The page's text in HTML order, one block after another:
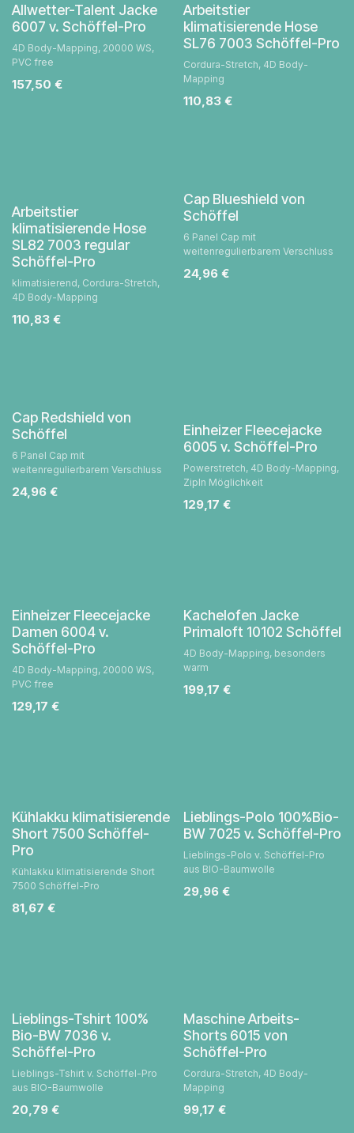
Allwetter-Talent Jacke
6007 v. Schöffel-Pro
4D Body-Mapping, 20000 WS,
PVC free
157,50 €
Arbeitstier
klimatisierende Hose
SL76 7003 Schöffel-Pro
Cordura-Stretch, 4D Body-
Mapping
110,83€
Arbeitstier
klimatisierende Hose
SL82 7003 regular
Schöffel-Pro
klimatisierend, Cordura-Stretch,
4D Body-Mapping
110,83 €
Cap Blueshield von
Schöffel
6 Panel Cap mit
weitenregulierbarem Verschluss
24,96€
Cap Redshield von
Schöffel
6 Panel Cap mit
weitenregulierbarem Verschluss
24,96 €
Einheizer Fleecejacke
6005 v. Schöffel-Pro
Powerstretch, 4D Body-Mapping,
ZipIn Möglichkeit
129,17 €
Einheizer Fleecejacke
Damen 6004 v.
Schöffel-Pro
4D Body-Mapping, 20000 WS,
PVC free
129,17 €
Kachelofen Jacke
Primaloft 10102 Schöffel
4D Body-Mapping, besonders
warm
199,17 €
Kühlakku klimatisierende
Short 7500 Schöffel-
Pro
Kühlakku klimatisierende Short
7500 Schöffel-Pro
81,67 €
Lieblings-Polo 100%Bio-
BW 7025 v. Schöffel-Pro
Lieblings-Polo v. Schöffel-Pro
aus BIO-Baumwolle
29,96€
Lieblings-Tshirt 100%
Bio-BW 7036 v.
Schöffel-Pro
Lieblings-Tshirt v. Schöffel-Pro
aus BIO-Baumwolle
20,79 €
Maschine Arbeits-
Shorts 6015 von
Schöffel-Pro
Cordura-Stretch, 4D Body-
Mapping
99,17 €